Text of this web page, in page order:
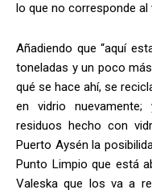
lo que no corresponde al
Añadiendo que “aquí
toneladas y un poco
qué se hace ahí, se
en vidrio
residuos hecho con
Puerto Aysén la
Punto Limpio que está
Valeska que los va a